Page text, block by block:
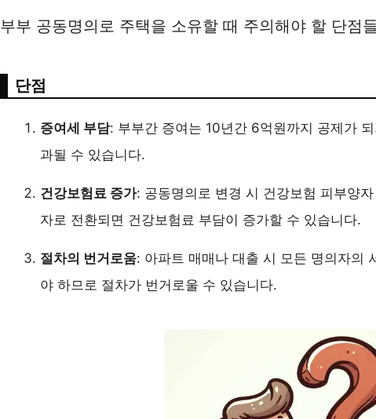
부부 공동명의로 주택을 소유할 때 주의해야 할 단점
단점
증여세 부담: 부부간 증여는 10년간 6억원까지 공제가
과될 수 있습니다.
건강보험료 증가: 공동명의로 변경 시 건강보험 피부양
자로 전환되면 건강보험료 부담이 증가할 수 있습니다.
절차의 번거로움: 아파트 매매나 대출 시 모든 명의자의
야 하므로 절차가 번거로울 수 있습니다.